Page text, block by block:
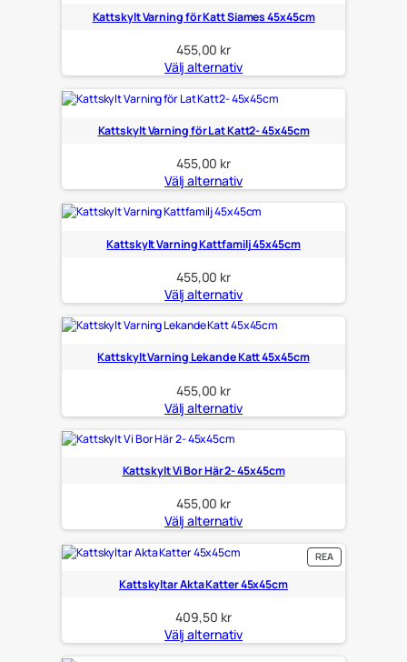
Kattskylt Varning för Katt Siames 45x45cm
455,00 kr
Välj alternativ
Kattskylt Varning för Lat Katt2- 45x45cm
455,00 kr
Välj alternativ
Kattskylt Varning Kattfamilj 45x45cm
455,00 kr
Välj alternativ
Kattskylt Varning Lekande Katt 45x45cm
455,00 kr
Välj alternativ
Kattskylt Vi Bor Här 2- 45x45cm
455,00 kr
Välj alternativ
REAPRODUKTER
PÅ
Kattskyltar Akta Katter 45x45cm
409,50 kr
Välj alternativ